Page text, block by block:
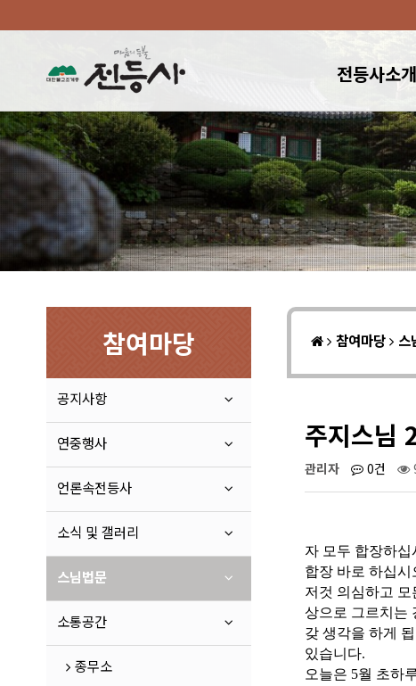
전등사소개
참여마당
공지사항
연중행사
언론속전등사
소식 및 갤러리
스님법문
소통공간
종무소
참여마당 스
주지스님
관리자 0건
자 모두 합장하
합장 바로 하십
저것 의심하고 모
상으로 그르치는
갖 생각을 하게
있습니다.
오늘은 5월 초하